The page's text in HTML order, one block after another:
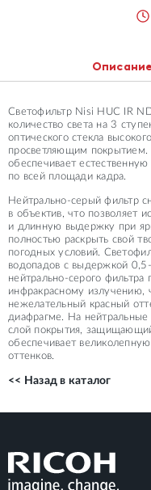
Описание
Светофильтр Nisi HUC IR
количество света на 3
оптического стекла
просветляющим
обеспечивает
по всей площади кадра.
Нейтрально-серый фильтр
в объектив, что позволяет
и длинную выдержку при
полностью раскрыть свой
погодных условий.
водопадов с выдержкой
нейтрально-серого фильтра
инфракрасному излучению,
нежелательный красный
диафрагме. На
слой покрытия,
обеспечивает
оттенков.
<< Назад в каталог